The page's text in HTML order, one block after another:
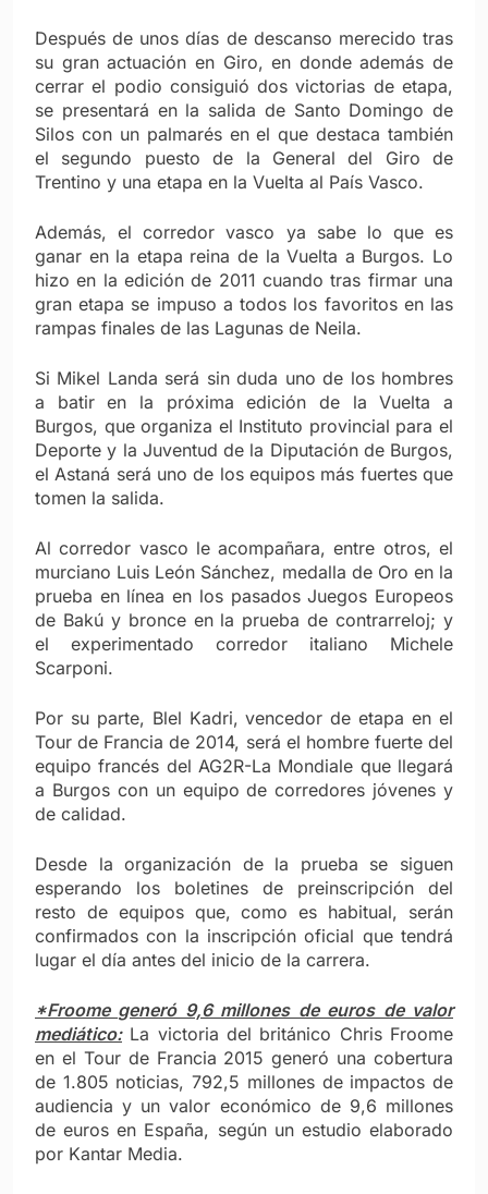
Después de unos días de descanso merecido tras
su gran actuación en Giro, en donde además de
cerrar el podio consiguió dos victorias de etapa,
se presentará en la salida de Santo Domingo de
Silos con un palmarés en el que destaca también
el segundo puesto de la General del Giro de
Trentino y una etapa en la Vuelta al País Vasco.
Además, el corredor vasco ya sabe lo que es
ganar en la etapa reina de la Vuelta a Burgos. Lo
hizo en la edición de 2011 cuando tras firmar una
gran etapa se impuso a todos los favoritos en las
rampas finales de las Lagunas de Neila.
Si Mikel Landa será sin duda uno de los hombres
a batir en la próxima edición de la Vuelta a
Burgos, que organiza el Instituto provincial para el
Deporte y la Juventud de la Diputación de Burgos,
el Astaná será uno de los equipos más fuertes que
tomen la salida.
Al corredor vasco le acompañara, entre otros, el
murciano Luis León Sánchez, medalla de Oro en la
prueba en línea en los pasados Juegos Europeos
de Bakú y bronce en la prueba de contrarreloj; y
el experimentado corredor italiano Michele
Scarponi.
Por su parte, Blel Kadri, vencedor de etapa en el
Tour de Francia de 2014, será el hombre fuerte del
equipo francés del AG2R-La Mondiale que llegará
a Burgos con un equipo de corredores jóvenes y
de calidad.
Desde la organización de la prueba se siguen
esperando los boletines de preinscripción del
resto de equipos que, como es habitual, serán
confirmados con la inscripción oficial que tendrá
lugar el día antes del inicio de la carrera.
*Froome generó 9,6 millones de euros de valor
mediático:La victoria del británico Chris Froome
en el Tour de Francia 2015 generó una cobertura
de 1.805 noticias, 792,5 millones de impactos de
audiencia y un valor económico de 9,6 millones
de euros en España, según un estudio elaborado
por Kantar Media.